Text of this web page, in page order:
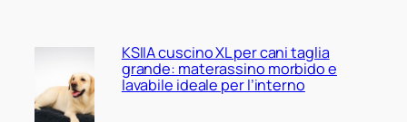
KSIIA cuscino XL per cani taglia
grande: materassino morbido e
lavabile ideale per l’interno